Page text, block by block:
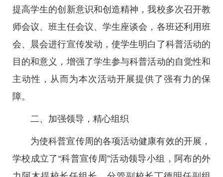
提高学生的创新意识和创造精神，我校多次召开教
师会议、班主任会议、学生座谈会，各班还利用班
会、晨会进行宣传发动，使学生明白了科普活动的
目的和意义，增强了学生参与科普活动的自觉性和
主动性，从而为本次活动开展提供了强有力的保
障。
二、加强领导，精心组织
为使科普宣传周的各项活动健康有效的开展，
学校成立了“科普宣传周”活动领导小组，阿布的外